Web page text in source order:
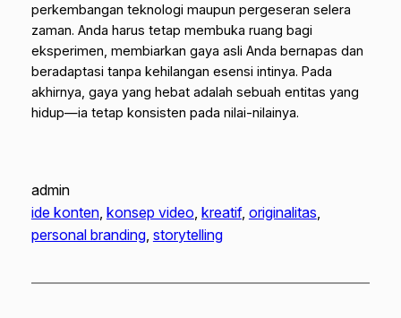
perkembangan teknologi maupun pergeseran selera
zaman. Anda harus tetap membuka ruang bagi
eksperimen, membiarkan gaya asli Anda bernapas dan
beradaptasi tanpa kehilangan esensi intinya. Pada
akhirnya, gaya yang hebat adalah sebuah entitas yang
hidup—ia tetap konsisten pada nilai-nilainya.
admin
ide konten, konsep video, kreatif, originalitas
personal branding, storytelling